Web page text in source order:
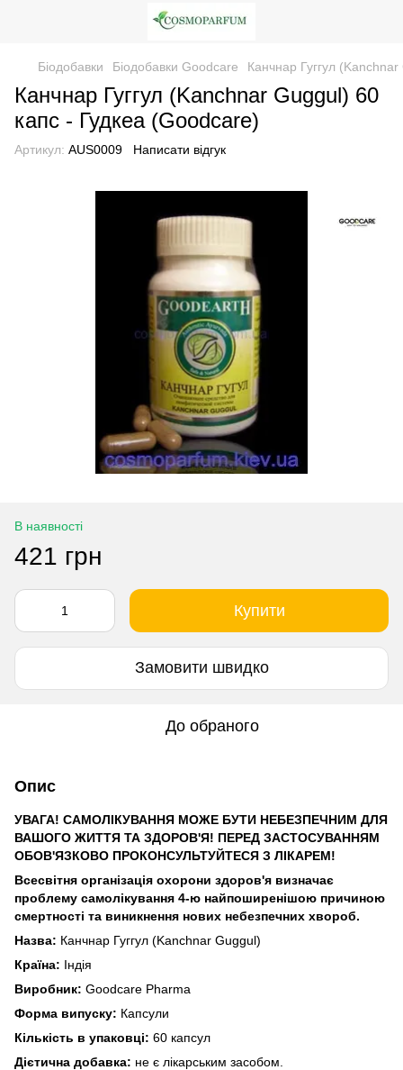
Біодобавки Біодобавки Goodcare Канчнар Гуггул
Канчнар Гуггул (Kanchnar Guggul) 60
капс - Гудкеа (Goodcare)
Артикул: AUS0009 Написати відгук
В наявності
421 грн
Купити
Замовити швидко
До обраного
Опис
УВАГА! САМОЛІКУВАННЯ МОЖЕ БУТИ НЕБЕЗПЕЧНИМ ДЛЯ
ВАШОГО ЖИТТЯ ТА ЗДОРОВ'Я! ПЕРЕД ЗАСТОСУВАННЯМ
ОБОВ'ЯЗКОВО ПРОКОНСУЛЬТУЙТЕСЯ З ЛІКАРЕМ!
Всесвітня організація охорони здоров'я визначає
проблему самолікування 4-ю найпоширенішою причиною
смертності та виникнення нових небезпечних хвороб.
Назва: Канчнар Гуггул (Kanchnar Guggul)
Країна: Індія
Виробник: Goodcare Pharma
Форма випуску: Капсули
Кількість в упаковці: 60 капсул
Дієтична добавка: не є лікарським засобом.